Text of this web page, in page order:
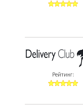
Рейтинг: